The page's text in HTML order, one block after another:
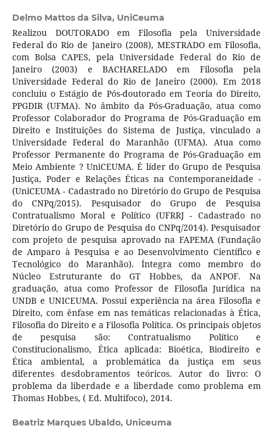
Delmo Mattos da Silva, UniCeuma
Realizou DOUTORADO em Filosofia pela Universidade
Federal do Rio de Janeiro (2008), MESTRADO em Filosofia,
com Bolsa CAPES, pela Universidade Federal do Rio de
Janeiro (2003) e BACHARELADO em Filosofia pela
Universidade Federal do Rio de Janeiro (2000). Em 2018
concluiu o Estágio de Pós-doutorado em Teoria do Direito,
PPGDIR (UFMA). No âmbito da Pós-Graduação, atua como
Professor Colaborador do Programa de Pós-Graduação em
Direito e Instituições do Sistema de Justiça, vinculado a
Universidade Federal do Maranhão (UFMA). Atua como
Professor Permanente do Programa de Pós-Graduação em
Meio Ambiente ? UniCEUMA. É líder do Grupo de Pesquisa
Justiça, Poder e Relações Éticas na Contemporaneidade -
(UniCEUMA - Cadastrado no Diretório do Grupo de Pesquisa
do CNPq/2015). Pesquisador do Grupo de Pesquisa
Contratualismo Moral e Político (UFRRJ - Cadastrado no
Diretório do Grupo de Pesquisa do CNPq/2014). Pesquisador
com projeto de pesquisa aprovado na FAPEMA (Fundação
de Amparo à Pesquisa e ao Desenvolvimento Científico e
Tecnológico do Maranhão). Íntegra como membro do
Núcleo Estruturante do GT Hobbes, da ANPOF. Na
graduação, atua como Professor de Filosofia Jurídica na
UNDB e UNICEUMA. Possui experiência na área Filosofia e
Direito, com ênfase em nas temáticas relacionadas à Ética,
Filosofia do Direito e a Filosofia Política. Os principais objetos
de pesquisa são: Contratualismo Político e
Constitucionalismo, Ética aplicada: Bioética, Biodireito e
Ética ambiental, a problemática da justiça em seus
diferentes desdobramentos teóricos. Autor do livro: O
problema da liberdade e a liberdade como problema em
Thomas Hobbes, ( Ed. Multifoco), 2014.
Beatriz Marques Ubaldo, Uniceuma